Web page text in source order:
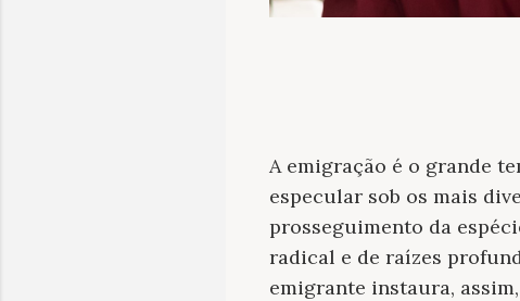
A emigração é o grande
especular sob os mais
prosseguimento da
radical e de raízes
emigrante instaura,